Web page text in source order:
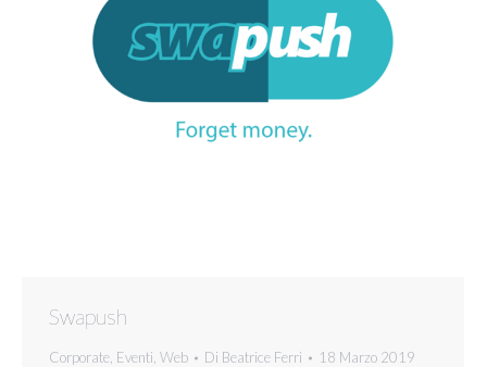
Swapush
Corporate Eventi Web Di Beatrice Ferri 18 Marzo 2019